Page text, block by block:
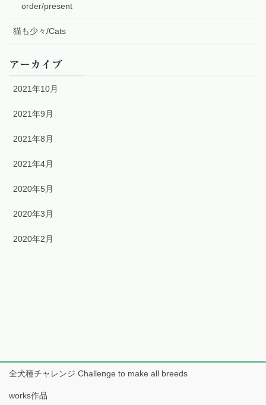
order/present
猫も少々/Cats
アーカイブ
2021年10月
2021年9月
2021年8月
2021年4月
2020年5月
2020年3月
2020年2月
全犬種チャレンジ Challenge to make all breeds
works作品